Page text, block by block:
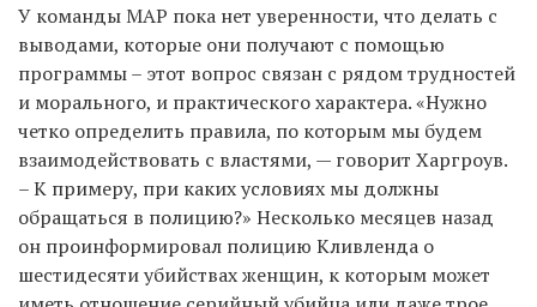
У команды MAP пока нет уверенности, что делать с
выводами, которые они получают с помощью
программы – этот вопрос связан с рядом трудностей
и морального, и практического характера. «Нужно
четко определить правила, по которым мы будем
взаимодействовать с властями, — говорит Харгроув.
– К примеру, при каких условиях мы должны
обращаться в полицию?» Несколько месяцев назад
он проинформировал полицию Кливленда о
шестидесяти убийствах женщин, к которым может